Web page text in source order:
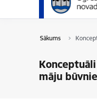
Sākums
māju